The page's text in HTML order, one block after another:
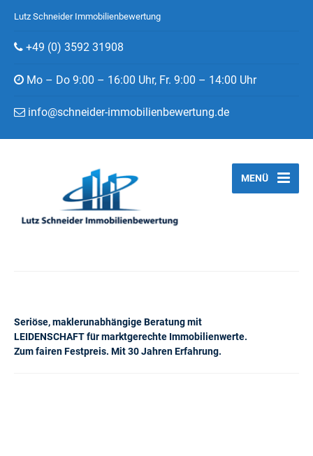
Lutz Schneider Immobilienbewertung
+49 (0) 3592 31908
Mo – Do 9:00 – 16:00 Uhr, Fr. 9:00 – 14:00 Uhr
info@schneider-immobilienbewertung.de
Seriöse, maklerunabhängige Beratung mit
LEIDENSCHAFT für marktgerechte Immobilienwerte.
Zum fairen Festpreis. Mit 30 Jahren Erfahrung.
MENÜ